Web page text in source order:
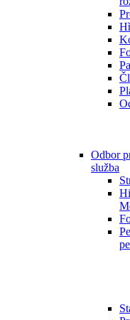
Odbor
služba